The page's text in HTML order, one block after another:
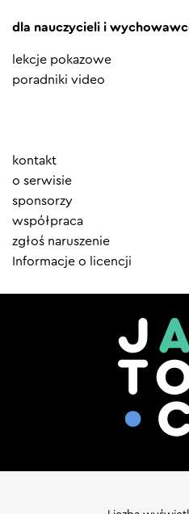
dla nauczycieli i
lekcje pokazowe
poradniki video
Element
menu
kontakt
o serwisie
sponsorzy
współpraca
zgłoś naruszenie
Informacje o licencji